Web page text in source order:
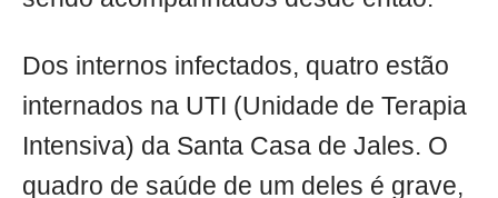
Dos internos infectados, quatro estão
internados na UTI (Unidade de Terapia
Intensiva) da Santa Casa de Jales. O
quadro de saúde de um deles é grave,